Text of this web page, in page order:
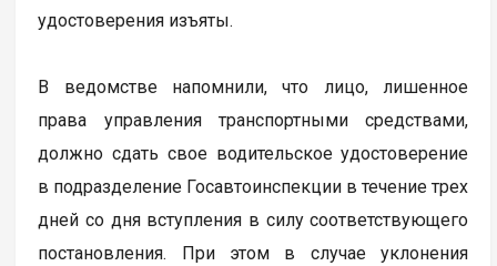
удостоверения изъяты.
В ведомстве напомнили, что лицо, лишенное
права управления транспортными средствами,
должно сдать свое водительское удостоверение
в подразделение Госавтоинспекции в течение трех
дней со дня вступления в силу соответствующего
постановления. При этом в случае уклонения